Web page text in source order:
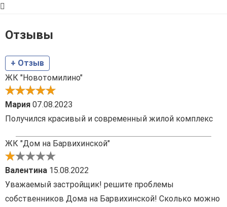
Отзывы
+ Отзыв
ЖК "Новотомилино"
Мария 07.08.2023
Получился красивый и современный жилой комплекс
ЖК "Дом на Барвихинской"
Валентина 15.08.2022
Уважаемый застройщик! решите проблемы
собственников Дома на Барвихинской! Сколько можно